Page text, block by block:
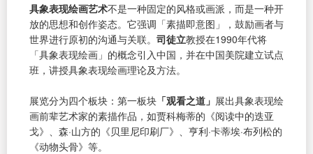
具象表现绘画艺术不是一种固定的风格或画派，而是一种开
放的思想和创作姿态。它强调「素描即意图」，鼓励画者与
世界进行原初的沟通与关联。 司徒立教授在1990年代将
「具象表现绘画」的概念引入中国，并在中国美院建立试点
班，讲授具象表现绘画理论及方法。
展览分为四个板块：第一板块 「观看之道」 展出具象表现绘
画前辈艺术家的素描作品，如贾科梅蒂的《阅读中的迭亚
戈》、森·山方的《贝里尼印刷厂》、亨利·卡蒂埃·布列松的
《动物头骨》等。